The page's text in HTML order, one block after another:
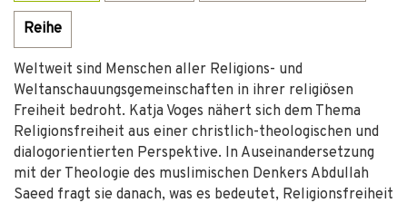
Reihe
Weltweit sind Menschen aller Religions- und
Weltanschauungsgemeinschaften in ihrer religiösen
Freiheit bedroht. Katja Voges nähert sich dem Thema
Religionsfreiheit aus einer christlich-theologischen und
dialogorientierten Perspektive. In Auseinandersetzung
mit der Theologie des muslimischen Denkers Abdullah
Saeed fragt sie danach, was es bedeutet, Religionsfreiheit